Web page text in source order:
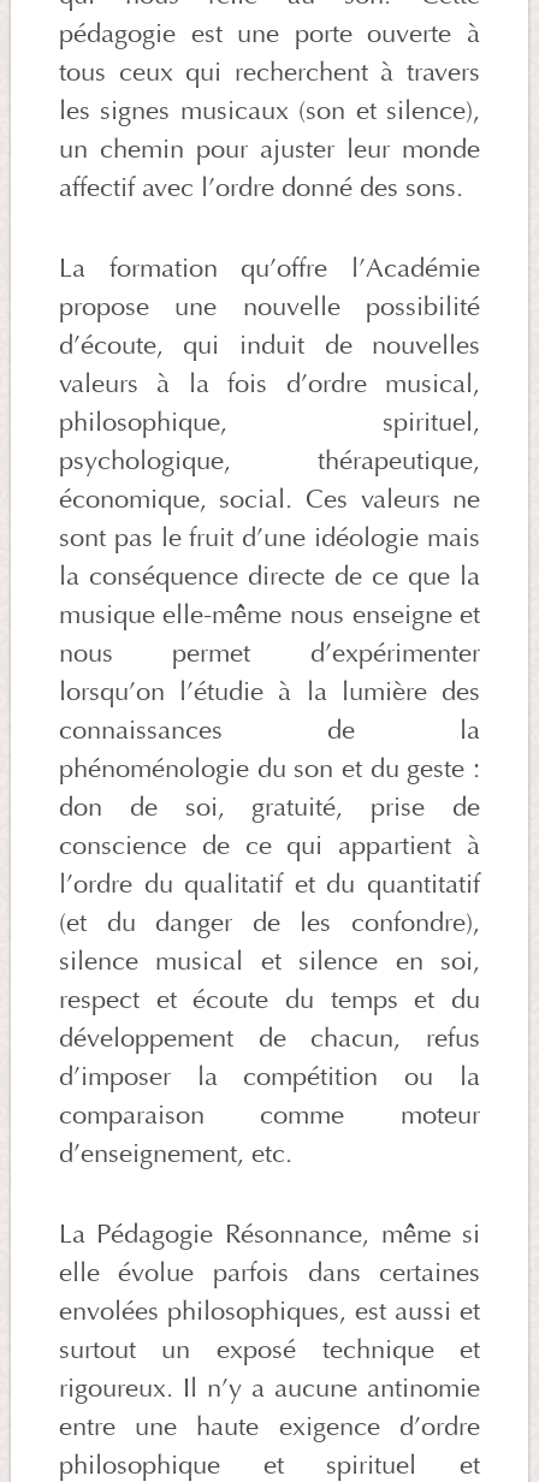
pédagogie est une porte ouverte à
tous ceux qui recherchent à travers
les signes musicaux (son et silence),
un chemin pour ajuster leur monde
affectif avec l’ordre donné des sons.
La formation qu’offre l’Académie
propose une nouvelle possibilité
d’écoute, qui induit de nouvelles
valeurs à la fois d’ordre musical,
philosophique, spirituel,
psychologique, thérapeutique,
économique, social. Ces valeurs ne
sont pas le fruit d’une idéologie mais
la conséquence directe de ce que la
musique elle-même nous enseigne et
nous permet d’expérimenter
lorsqu’on l’étudie à la lumière des
connaissances de la
phénoménologie du son et du geste :
don de soi, gratuité, prise de
conscience de ce qui appartient à
l’ordre du qualitatif et du quantitatif
(et du danger de les confondre),
silence musical et silence en soi,
respect et écoute du temps et du
développement de chacun, refus
d’imposer la compétition ou la
comparaison comme moteur
d’enseignement, etc.
La Pédagogie Résonnance, même si
elle évolue parfois dans certaines
envolées philosophiques, est aussi et
surtout un exposé technique et
rigoureux. Il n’y a aucune antinomie
entre une haute exigence d’ordre
philosophique et spirituel et